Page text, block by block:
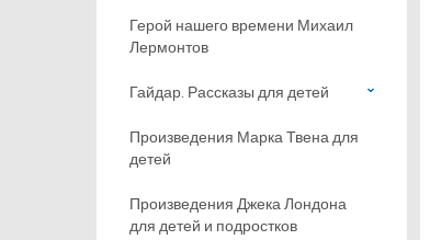
Герой нашего времени Михаил
Лермонтов
Гайдар. Рассказы для детей
Произведения Марка Твена для
детей
Произведения Джека Лондона
для детей и подростков